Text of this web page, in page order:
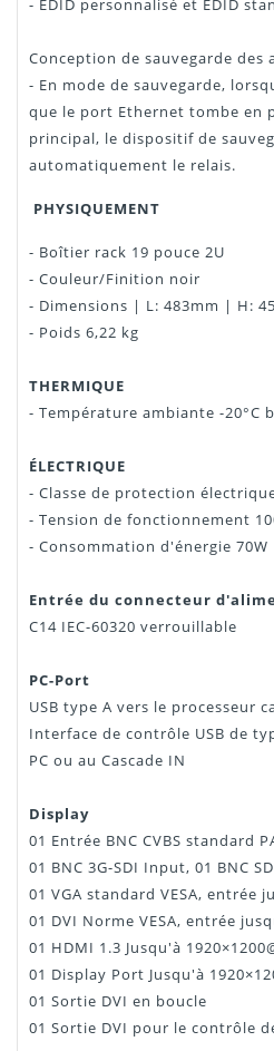
- EDID personnalisé et EDID
Conception de sauvegarde des
- En mode de sauvegarde,
que le port Ethernet tombe en
principal, le dispositif de
automatiquement le relais.
PHYSIQUEMENT
- Boîtier rack 19 pouce 2U
- Couleur/Finition noir
- Dimensions | L: 483mm | H:
- Poids 6,22 kg
THERMIQUE
- Température ambiante -20°C
ÉLECTRIQUE
- Classe de protection
- Tension de fonctionnement
- Consommation d'énergie 70W
Entrée du connecteur
C14 IEC-60320 verrouillable
PC-Port
USB type A vers le processeur
Interface de contrôle USB de
PC ou au Cascade IN
Display
01 Entrée BNC CVBS standard
01 BNC 3G-SDI Input, 01 BNC
01 VGA standard VESA, entrée
01 DVI Norme VESA, entrée
01 HDMI 1.3 Jusqu'à
01 Display Port Jusqu'à
01 Sortie DVI en boucle
01 Sortie DVI pour le contrôle